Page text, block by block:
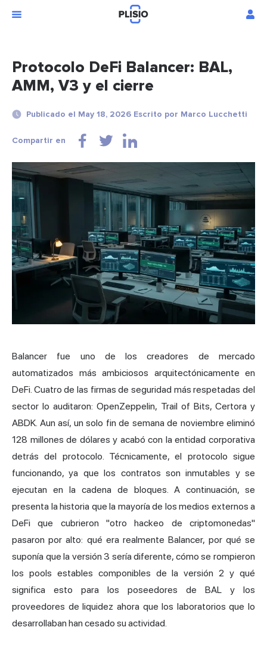
Protocolo DeFi Balancer: BAL,
AMM, V3 y el cierre
Publicado el May 18, 2026 Escrito por Marco Lucchetti
Compartir en
Balancer fue uno de los creadores de mercado
automatizados más ambiciosos arquitectónicamente en
DeFi. Cuatro de las firmas de seguridad más respetadas del
sector lo auditaron: OpenZeppelin, Trail of Bits, Certora y
ABDK. Aun así, un solo fin de semana de noviembre eliminó
128 millones de dólares y acabó con la entidad corporativa
detrás del protocolo. Técnicamente, el protocolo sigue
funcionando, ya que los contratos son inmutables y se
ejecutan en la cadena de bloques. A continuación, se
presenta la historia que la mayoría de los medios externos a
DeFi que cubrieron "otro hackeo de criptomonedas"
pasaron por alto: qué era realmente Balancer, por qué se
suponía que la versión 3 sería diferente, cómo se rompieron
los pools estables componibles de la versión 2 y qué
significa esto para los poseedores de BAL y los
proveedores de liquidez ahora que los laboratorios que lo
desarrollaban han cesado su actividad.